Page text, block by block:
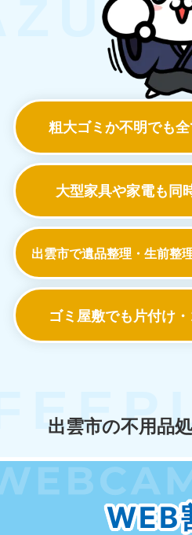
粗大ゴミか不明でも
大型家具や家電も同
出雲市で遺品整理・生前整
ゴミ屋敷でも 片付け
出雲市の不用品
WEB